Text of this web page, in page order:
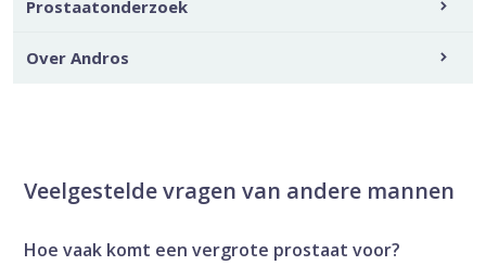
Prostaatonderzoek
Over Andros
Veelgestelde vragen van andere mannen
Hoe vaak komt een vergrote prostaat voor?